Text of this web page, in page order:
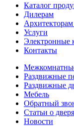
Каталог
Дилерам
Услуги
Электронные
Контакты
Раздвижные
Раздвижные
Мебель
Обратный
Статьи о
Новости